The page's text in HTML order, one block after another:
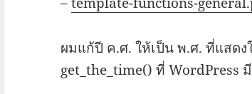
ผมแก้ปี ค.ศ. ให้เป็น พ.ศ. ที่แสด
get_the_time() ที่ WordPress